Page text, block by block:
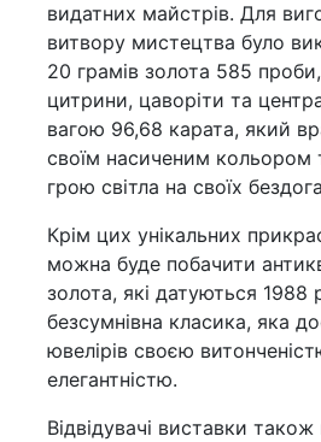
видатних майстрів. Для
витвору мистецтва було
20 грамів золота 585
цитрини, цаворіти та
вагою 96,68 карата, який
своїм насиченим кольором
грою світла на своїх
Крім цих унікальних
можна буде побачити
золота, які датуються
безсумнівна класика, яка
ювелірів своєю
елегантністю.
Відвідувачі виставки